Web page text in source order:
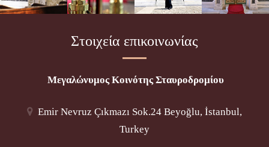
Στοιχεία επικοινωνίας
Μεγαλώνυμος Κοινότης Σταυροδρομίου
Emir Nevruz Çıkmazı Sok.24 Beyoğlu, İstanbul,
Turkey